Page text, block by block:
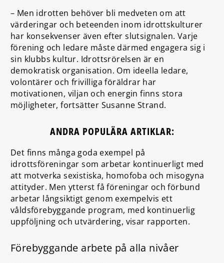
– Men idrotten behöver bli medveten om att
värderingar och beteenden inom idrottskulturer
har konsekvenser även efter slutsignalen. Varje
förening och ledare måste därmed engagera sig i
sin klubbs kultur. Idrottsrörelsen är en
demokratisk organisation. Om ideella ledare,
volontärer och frivilliga föräldrar har
motivationen, viljan och energin finns stora
möjligheter, fortsätter Susanne Strand.
ANDRA POPULÄRA ARTIKLAR:
Det finns många goda exempel på
idrottsföreningar som arbetar kontinuerligt med
att motverka sexistiska, homofoba och misogyna
attityder. Men ytterst få föreningar och förbund
arbetar långsiktigt genom exempelvis ett
våldsförebyggande program, med kontinuerlig
uppföljning och utvärdering, visar rapporten.
Förebyggande arbete på alla nivåer